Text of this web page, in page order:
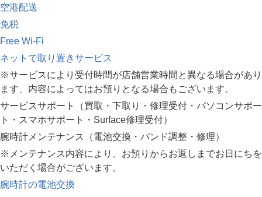
空港配送
免税
Free Wi-Fi
ネットで取り置きサービス
※サービスにより受付時間が店舗営業時間と異なる場合があり
ます、内容によってはお預りとなる場合もございます。
サービスサポート（買取・下取り・修理受付・パソコンサポー
ト・スマホサポート・Surface修理受付）
腕時計メンテナンス（電池交換・バンド調整・修理）
※メンテナンス内容により、お預りからお返しまでお日にちを
いただく場合がございます。
腕時計の電池交換